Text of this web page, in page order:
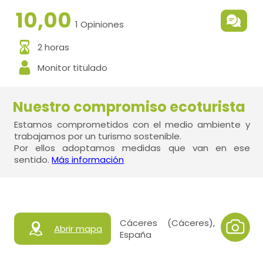
10,00 1 Opiniones
2 horas
Monitor titulado
Nuestro compromiso ecoturista
Estamos comprometidos con el medio ambiente y
trabajamos por un turismo sostenible.
Por ellos adoptamos medidas que van en ese
sentido.Más información
Abrir mapa
Cáceres (Cáceres),
España